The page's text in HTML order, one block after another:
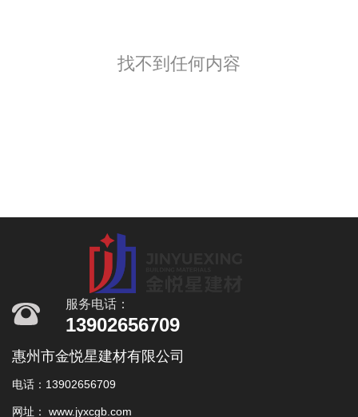
找不到任何内容
服务电话：
13902656709
惠州市金悦星建材有限公司
电话：13902656709
网址： www.jyxcgb.com